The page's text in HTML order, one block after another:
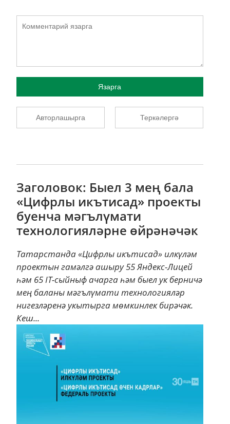
Язарга
Авторлашырга Теркәлергә
Заголовок: Быел 3 мең бала
«Цифрлы икътисад» проекты
буенча мәгълүмати
технологияләрне өйрәнәчәк
Татарстанда «Цифрлы икътисад» илкүләм
проектын гамәлгә ашыру 55 Яндекс-Лицей
һәм 65 IT-сыйныф ачарга һәм быел ук берничә
мең баланы мәгълүмати технологияләр
нигезләренә укытырга мөмкинлек бирәчәк.
Кеш...